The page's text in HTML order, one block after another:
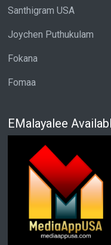
Santhigram USA
Joychen Puthukulam
Fokana
Fomaa
EMalayalee